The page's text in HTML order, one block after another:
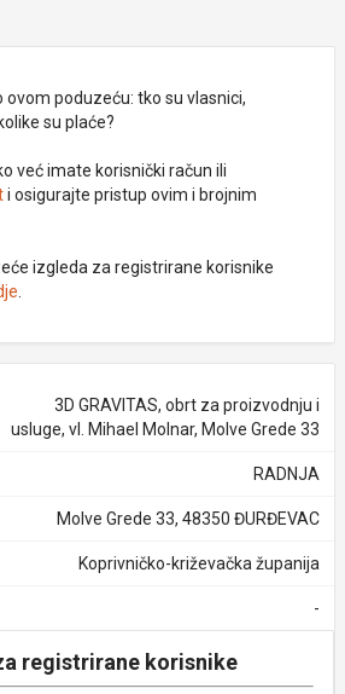
ovom poduzeću: tko su vlasnici,
su plaće?
već imate korisnički račun ili
i osigurajte pristup ovim i brojnim
izgleda za registrirane korisnike
3D GRAVITAS, obrt za proizvodnju i
usluge, vl. Mihael Molnar, Molve Grede 33
RADNJA
Molve Grede 33, 48350 ĐURĐEVAC
Koprivničko-križevačka županija
-
registrirane korisnike